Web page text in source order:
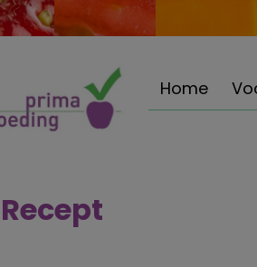
Home
Recept